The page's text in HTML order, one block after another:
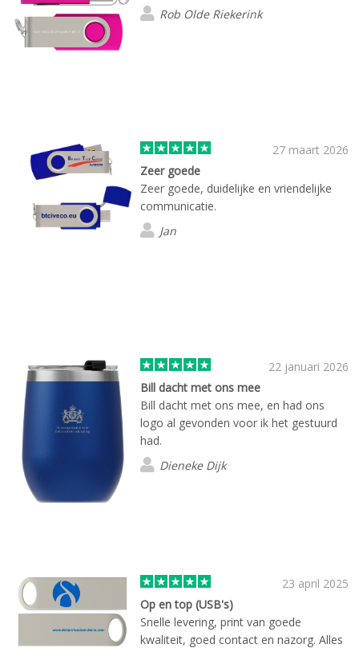
Rob Olde Riekerink
27 maart 2026
Zeer goede
Zeer goede, duidelijke en vriendelijke
communicatie.
Jan
22 januari 2026
Bill dacht met ons mee
Bill dacht met ons mee, en had ons
logo al gevonden voor ik het gestuurd
had.
Dieneke Dijk
23 april 2025
Op en top (USB's)
Snelle levering, print van goede
kwaliteit, goed contact en nazorg. Alles